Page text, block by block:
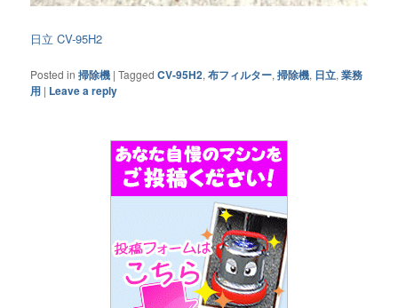
日立 CV-95H2
Posted in 掃除機 |Tagged CV-95H2,布フィルター,掃除機, 日立,業務
用 | Leave a reply